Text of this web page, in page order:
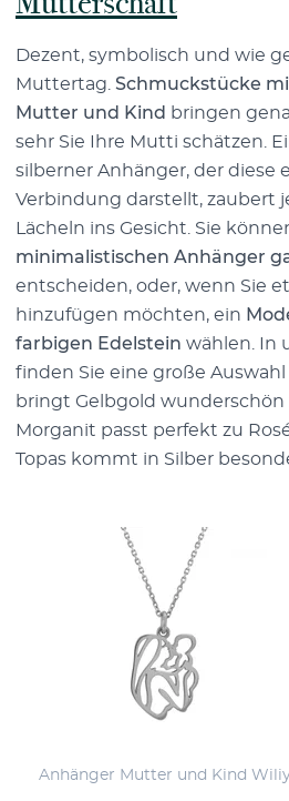
Dezent, symbolisch und wie
Muttertag. Schmuckstücke
Mutter und Kind bringen
sehr Sie Ihre Mutti schätzen.
silberner Anhänger, der diese
Verbindung darstellt, zaubert
Lächeln ins Gesicht. Sie
minimalistischen Anhänger
entscheiden, oder, wenn Sie
hinzufügen möchten, ein
farbigen Edelstein wählen. In
finden Sie eine große
bringt Gelbgold
Morganit passt perfekt zu
Topas kommt in Silber
Anhänger Mutter und Kind